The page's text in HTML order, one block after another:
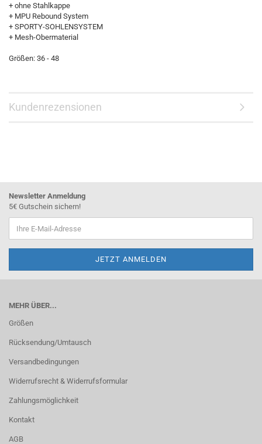
+ ohne Stahlkappe
+ MPU Rebound System
+ SPORTY-SOHLENSYSTEM
+ Mesh-Obermaterial
Größen: 36 - 48
Kundenrezensionen
Newsletter Anmeldung
5€ Gutschein sichern!
MEHR ÜBER...
Größen
Rücksendung/Umtausch
Versandbedingungen
Widerrufsrecht & Widerrufsformular
Zahlungsmöglichkeit
Kontakt
AGB